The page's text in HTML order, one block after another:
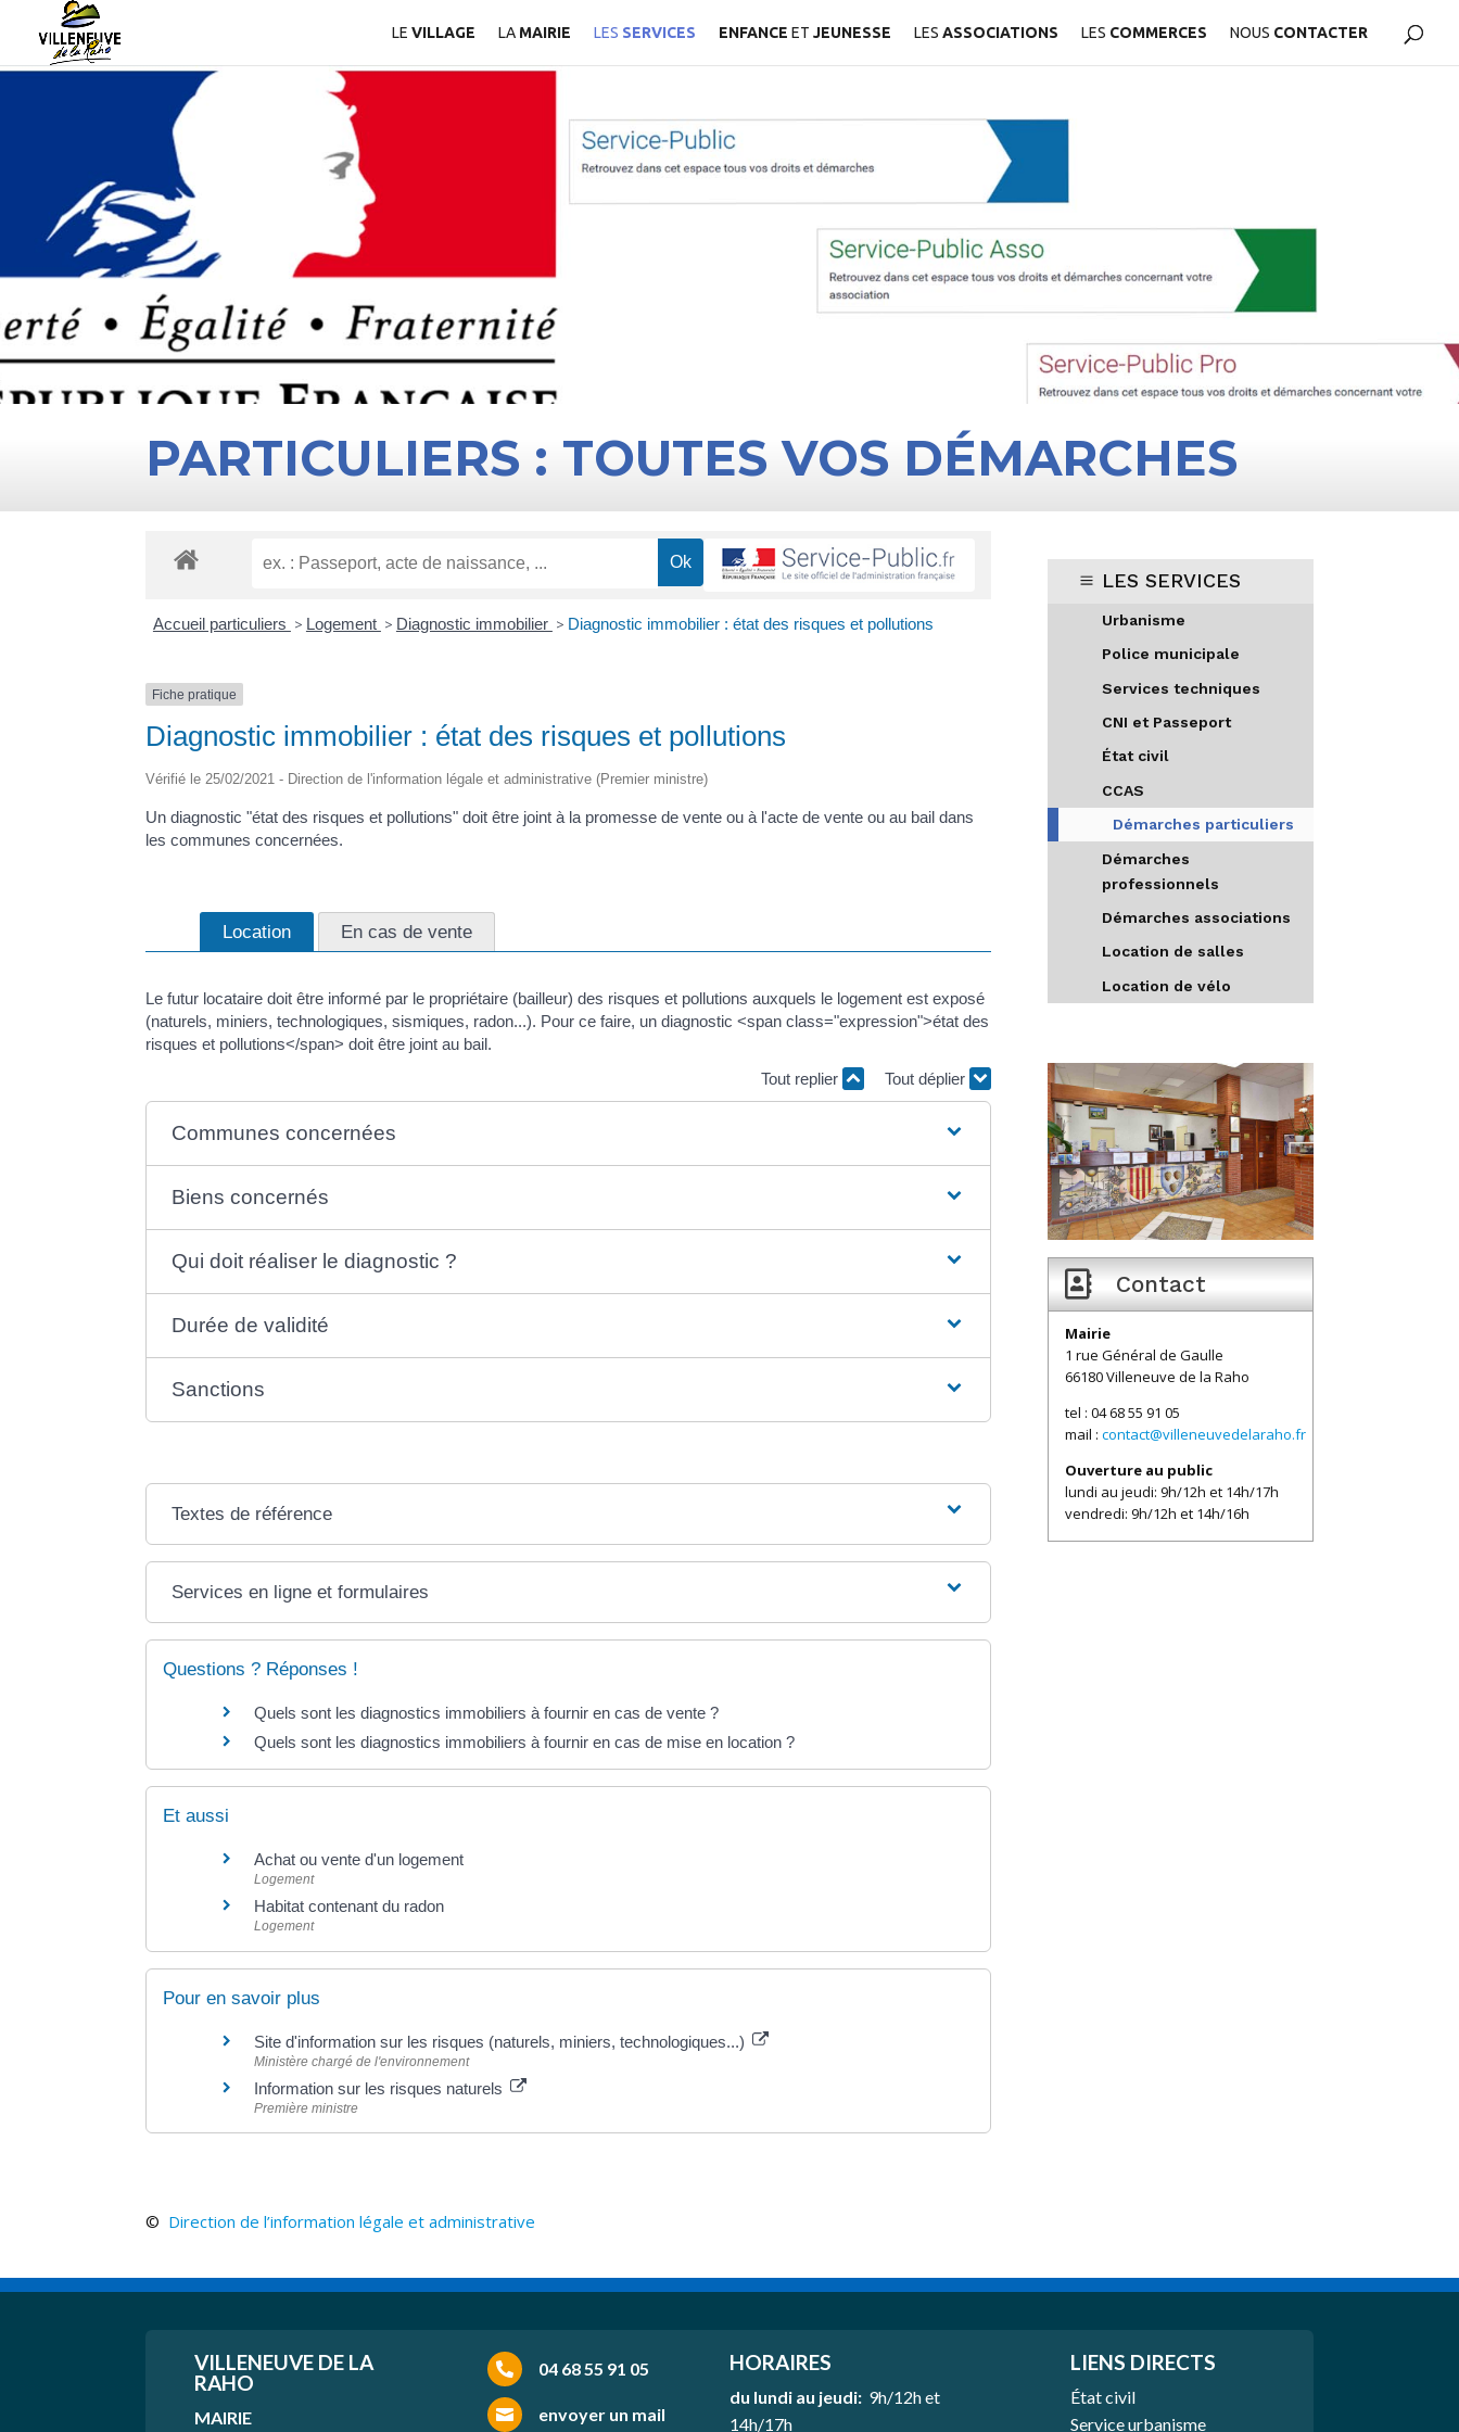
LE VILLAGE LA MAIRIE LES SERVICES ENFANCE ET JEUNESSE LES ASSOCIATIONS LES COMMERCES NOUS CONTACTER
PARTICULIERS : TOUTES VOS DÉMARCHES
Accueil particuliers > Logement > Diagnostic immobilier > Diagnostic immobilier : état des risques et pollutions
Fiche pratique
Diagnostic immobilier : état des risques et pollutions
Vérifié le 25/02/2021 - Direction de l'information légale et administrative (Premier ministre)
Un diagnostic "état des risques et pollutions" doit être joint à la promesse de vente ou à l'acte de vente ou au bail dans
les communes concernées.
Location En cas de vente
Le futur locataire doit être informé par le propriétaire (bailleur) des risques et pollutions auxquels le logement est exposé
(naturels, miniers, technologiques, sismiques, radon...). Pour ce faire, un diagnostic <span class="expression">état des
risques et pollutions</span> doit être joint au bail.
Tout replier
Tout déplier
Communes concernées
Biens concernés
Qui doit réaliser le diagnostic ?
Durée de validité
Sanctions
Textes de référence
Services en ligne et formulaires
Questions ? Réponses !
Quels sont les diagnostics immobiliers à fournir en cas de vente ?
Quels sont les diagnostics immobiliers à fournir en cas de mise en location ?
Et aussi
Achat ou vente d'un logement
Logement
Habitat contenant du radon
Logement
Pour en savoir plus
Site d'information sur les risques (naturels, miniers, technologiques...)
Ministère chargé de l'environnement
Information sur les risques naturels
Première ministre
© Direction de l’information légale et administrative
LES SERVICES
Urbanisme
Police municipale
Services techniques
CNI et Passeport
État civil
CCAS
Démarches particuliers
Démarches
professionnels
Démarches associations
Location de salles
Location de vélo
 Contact
Mairie
1 rue Général de Gaulle
66180 Villeneuve de la Raho
tel : 04 68 55 91 05
mail :contact@villeneuvedelaraho.fr
Ouverture au public
lundi au jeudi: 9h/12h et 14h/17h
vendredi: 9h/12h et 14h/16h
VILLENEUVE DE LA
RAHO
MAIRIE
 04 68 55 91 05
 envoyer un mail
HORAIRES
du lundi au jeudi: 9h/12h et
14h/17h
LIENS DIRECTS
État civil
Service urbanisme